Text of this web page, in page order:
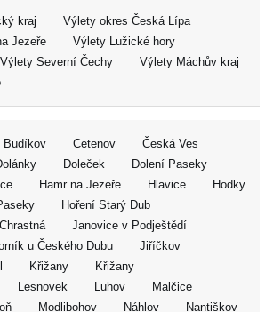
kraj
Výlety okres Česká Lípa
Jezeře
Výlety Lužické hory
Výlety Severní Čechy
Výlety Máchův kraj
Budíkov Cetenov
Česká Ves
Doleček
Dolení Paseky
Hamr na Jezeře Hlavice
Hodky
Hoření Starý Dub
Chrastná
Janovice v Podještědí
u Českého Dubu
Jiříčkov
Křižany
Křižany
Lesnovek Luhov
Malčice
Modlibohov Náhlov Nantiškov